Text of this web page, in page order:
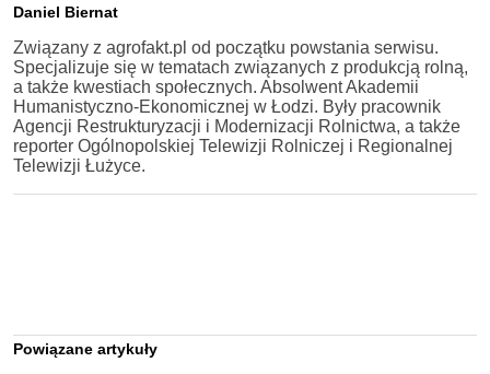
Daniel Biernat
Związany z agrofakt.pl od początku powstania serwisu.
Specjalizuje się w tematach związanych z produkcją rolną,
a także kwestiach społecznych. Absolwent Akademii
Humanistyczno-Ekonomicznej w Łodzi. Były pracownik
Agencji Restrukturyzacji i Modernizacji Rolnictwa, a także
reporter Ogólnopolskiej Telewizji Rolniczej i Regionalnej
Telewizji Łużyce.
Powiązane artykuły